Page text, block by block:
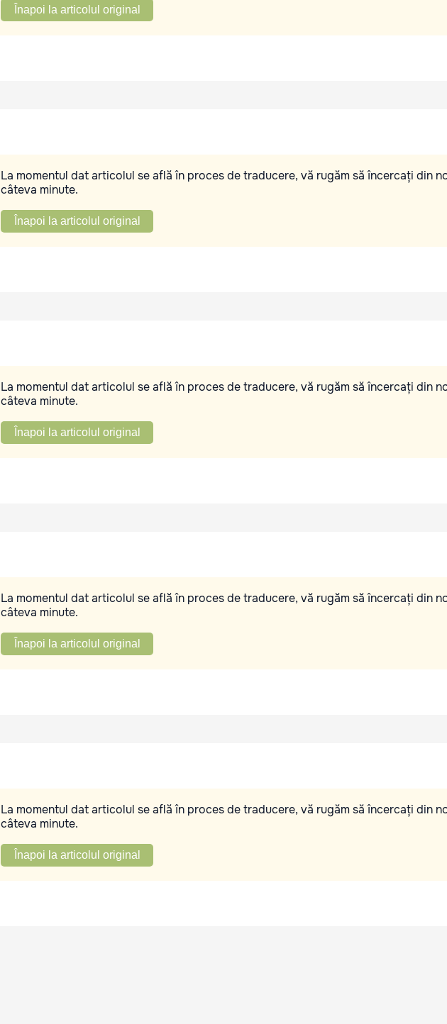
Înapoi la articolul original
La momentul dat articolul se află în proces de traducere, vă rugăm să încercați din
câteva minute.
Înapoi la articolul original
La momentul dat articolul se află în proces de traducere, vă rugăm să încercați din
câteva minute.
Înapoi la articolul original
La momentul dat articolul se află în proces de traducere, vă rugăm să încercați din
câteva minute.
Înapoi la articolul original
La momentul dat articolul se află în proces de traducere, vă rugăm să încercați din
câteva minute.
Înapoi la articolul original